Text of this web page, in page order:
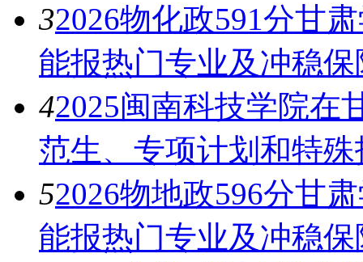
32026物化政591分甘
能报热门专业及冲稳
42025闽南科技学院在
范生、专项计划和特殊
52026物地政596分甘
能报热门专业及冲稳